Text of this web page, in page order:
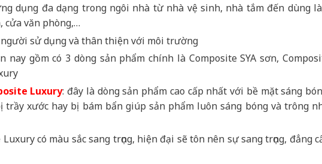
dụng đa dạng trong ngôi nhà từ nhà vệ sinh, nhà tắm đến dùng
cửa văn phòng,…
sử dụng và thân thiện với môi trường
nay gồm có 3 dòng sản phẩm chính là Composite SYA sơn,
Luxury: đây là dòng sản phẩm cao cấp nhất với bề mặt sáng
trầy xước hay bị bám bẩn giúp sản phẩm luôn sáng bóng và trông
có màu sắc sang trọng, hiện đại sẽ tôn nên sự sang trọng, đẳng